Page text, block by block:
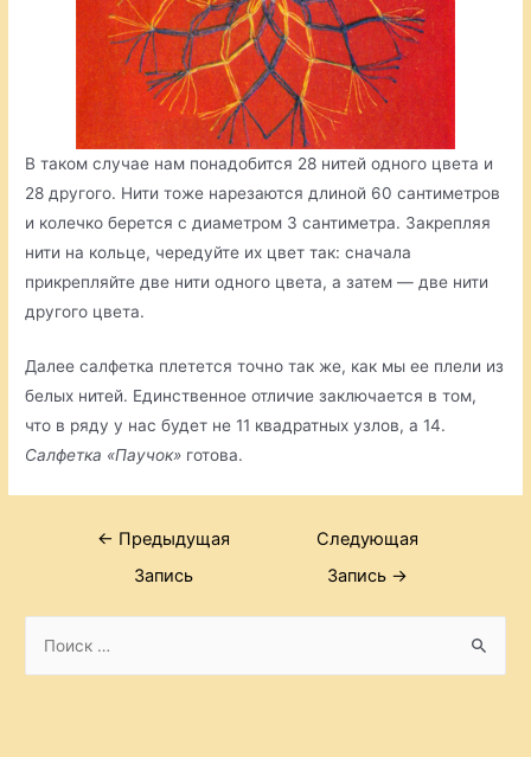
В таком случае нам понадобится 28 нитей одного цвета и
28 другого. Нити тоже нарезаются длиной 60 сантиметров
и колечко берется с диаметром 3 сантиметра. Закрепляя
нити на кольце, чередуйте их цвет так: сначала
прикрепляйте две нити одного цвета, а затем — две нити
другого цвета.
Далее салфетка плетется точно так же, как мы ее плели из
белых нитей. Единственное отличие заключается в том,
что в ряду у нас будет не 11 квадратных узлов, а 14.
Салфетка «Паучок» готова.
Навигация
← Предыдущая
Запись
Следующая
Запись →